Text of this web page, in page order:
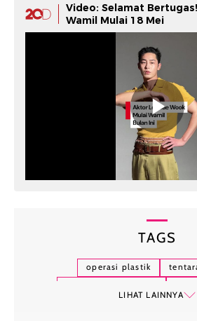
Video: Selamat
Wamil Mulai 18 Mei
TAGS
operasi plastik
LIHAT LAINNYA